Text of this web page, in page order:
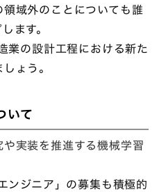
域外のことについても誰
ます。
業の設計工程における新た
ょう。
いて
実装を推進する機械学習
ンジニア」の募集も積極的